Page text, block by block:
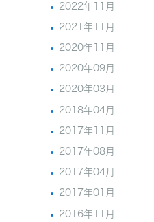
2022年11月
2021年11月
2020年11月
2020年09月
2020年03月
2018年04月
2017年11月
2017年08月
2017年04月
2017年01月
2016年11月